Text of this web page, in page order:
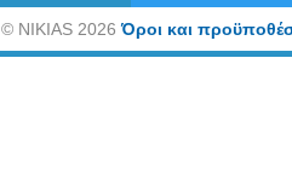
©NIKIAS 2026Όροι και